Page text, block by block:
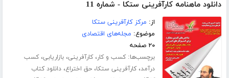
دانلود ماهنامه کارآفرینی ستکا - شماره 11
از: مرکز کارآفرینی ستکا
موضوع: مجله‌های اقتصادی
۲۰ صفحه
برچسب‌ها:کسب و کار،کارآفرینی،بازاریابی،کسب
درآمد،کارآفرینی ستکا،حق اختراع،دانلود کتاب